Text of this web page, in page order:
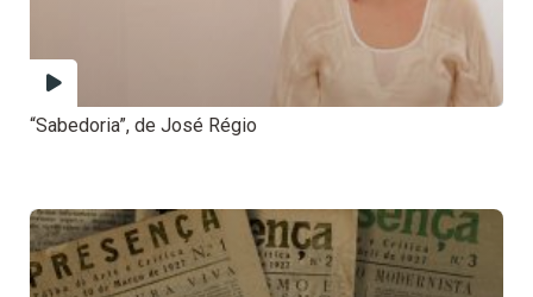
“Sabedoria”, de José Régio